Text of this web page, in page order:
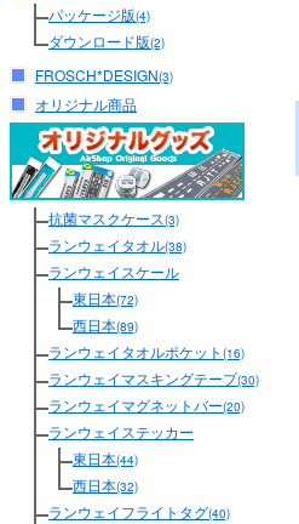
パッケージ版(4)
ダウンロード版(2)
FROSCH*DESIGN(3)
オリジナル商品
抗菌マスクケース(3)
ランウェイタオル(38)
ランウェイスケール
東日本(72)
西日本(89)
ランウェイタオルポケット (16)
ランウェイマスキングテープ(30)
ランウェイマグネットバー(20)
ランウェイステッカー
東日本(44)
西日本(32)
ランウェイフライトタグ(40)